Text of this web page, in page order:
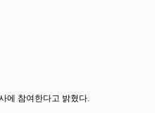
에 참여한다고 밝혔다.